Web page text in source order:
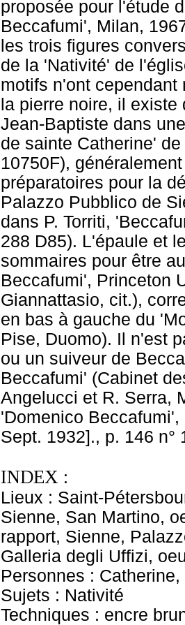
proposée pour l'étude
Beccafumi', Milan,
les trois figures
de la 'Nativité' de
motifs n'ont
la pierre noire, il
Jean-Baptiste dans
de sainte Catherine'
10750F),
préparatoires pour la
Palazzo Pubblico de
dans P. Torriti,
288 D85). L'épaule et
sommaires pour être
Beccafumi', Princeton
Giannattasio, cit.),
en bas à gauche du
Pise, Duomo). Il n'est
ou un suiveur de
Beccafumi' (Cabinet
Angelucci et R. Serra,
'Domenico
Sept. 1932]., p. 146 n°
INDEX :
Lieux : Saint-
Sienne, San Martino,
rapport, Sienne,
Galleria degli Uffizi,
Personnes :
Sujets : Nativité
Techniques : encre